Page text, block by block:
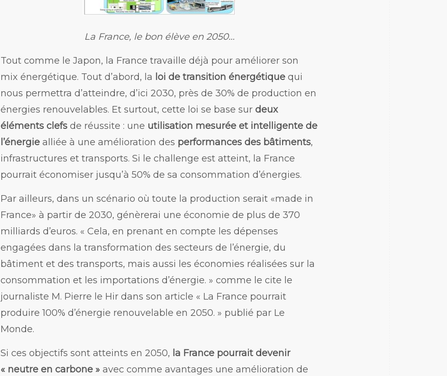
La France, le bon élève en 2050…
Tout comme le Japon, la France travaille déjà pour améliorer son
mix énergétique. Tout d’abord, la loi de transition énergétique qui
nous permettra d’atteindre, d’ici 2030, près de 30% de production en
énergies renouvelables. Et surtout, cette loi se base sur deux
éléments clefs de réussite : une utilisation mesurée et intelligente de
l’énergie alliée à une amélioration des performances des bâtiments,
infrastructures et transports. Si le challenge est atteint, la France
pourrait économiser jusqu’à 50% de sa consommation d’énergies.
Par ailleurs, dans un scénario où toute la production serait «made in
France» à partir de 2030, génèrerai une économie de plus de 370
milliards d’euros. « Cela, en prenant en compte les dépenses
engagées dans la transformation des secteurs de l’énergie, du
bâtiment et des transports, mais aussi les économies réalisées sur la
consommation et les importations d’énergie. » comme le cite le
journaliste M. Pierre le Hir dans son article « La France pourrait
produire 100% d’énergie renouvelable en 2050. » publié par Le
Monde.
Si ces objectifs sont atteints en 2050, la France pourrait devenir
« neutre en carbone » avec comme avantages une amélioration de